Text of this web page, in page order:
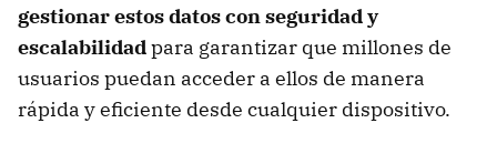
gestionar estos datos con seguridad y
escalabilidadpara garantizar que millones de
usuarios puedan acceder a ellos de manera
rápida y eficiente desde cualquier dispositivo.